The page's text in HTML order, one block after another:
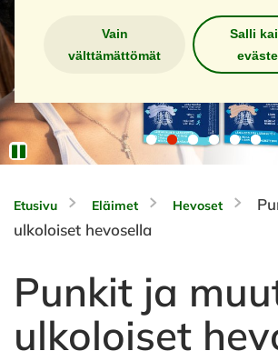
Vain
välttämättömät
Salli
Etusivu Eläimet Hevoset
ulkoloiset hevosella
Punkit ja
ulkoloiset